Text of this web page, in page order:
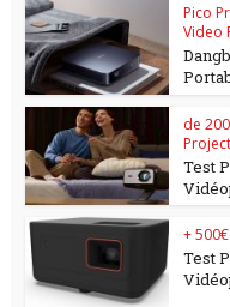
Pico
Video
de
Test
+ 500€
Test